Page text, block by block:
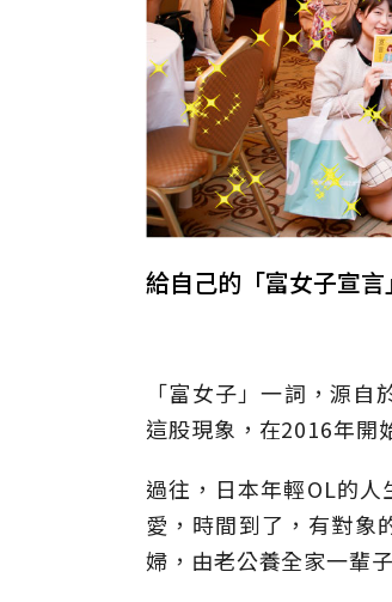
給自己的「富女子宣
「富女子」一詞，源
這股現象，在2016年開
過往，日本年輕OL的
愛，時間到了，有對象
婦，由老公養全家一輩